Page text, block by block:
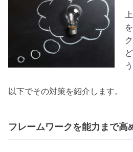
以下でその対策を紹介します。
フレームワークを能力まで高